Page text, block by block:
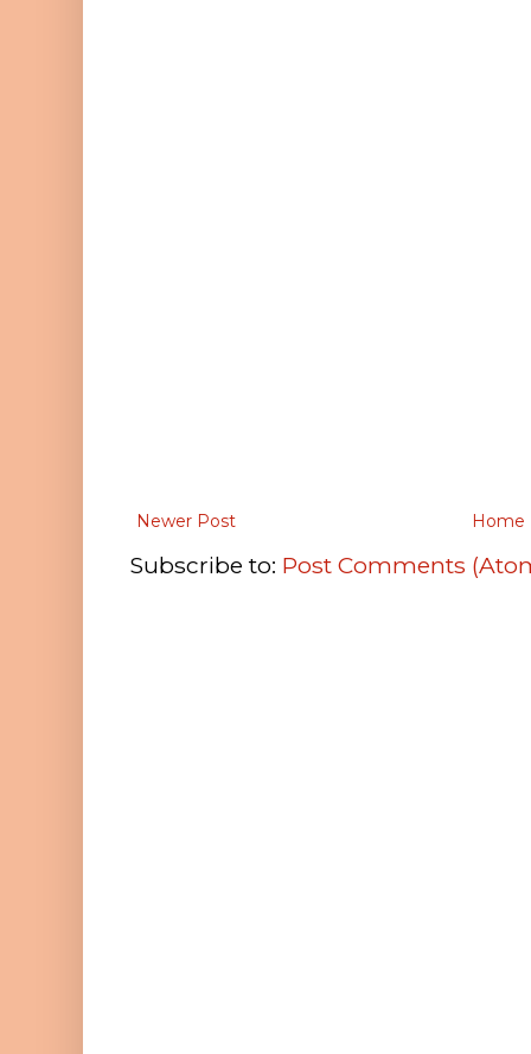
Newer Post Home
Subscribe to: Post Comments